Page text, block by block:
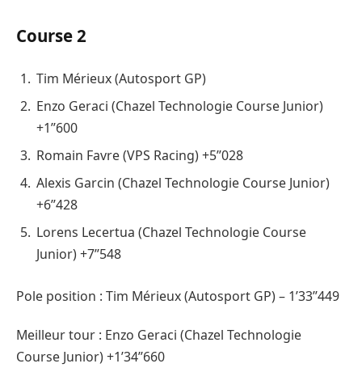
Course 2
Tim Mérieux (Autosport GP)
Enzo Geraci (Chazel Technologie Course Junior)
+1’’600
Romain Favre (VPS Racing) +5’’028
Alexis Garcin (Chazel Technologie Course Junior)
+6’’428
Lorens Lecertua (Chazel Technologie Course
Junior) +7’’548
Pole position : Tim Mérieux (Autosport GP) – 1’33’’449
Meilleur tour : Enzo Geraci (Chazel Technologie
Course Junior) +1’34’’660